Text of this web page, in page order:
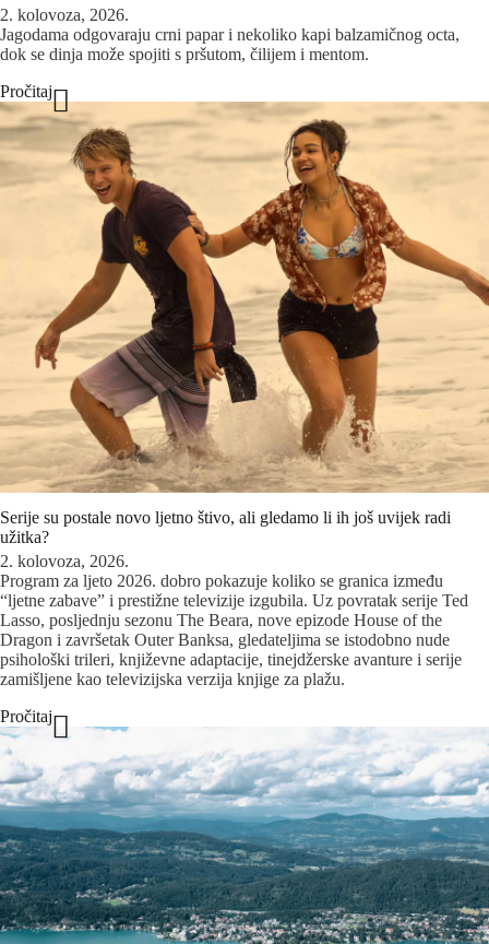
2. kolovoza, 2026.
Jagodama odgovaraju crni papar i nekoliko kapi balzamičnog octa,
dok se dinja može spojiti s pršutom, čilijem i mentom.
Pročitaj
Serije su postale novo ljetno štivo, ali gledamo li ih još uvijek radi
užitka?
2. kolovoza, 2026.
Program za ljeto 2026. dobro pokazuje koliko se granica između
“ljetne zabave” i prestižne televizije izgubila. Uz povratak serije Ted
Lasso, posljednju sezonu The Beara, nove epizode House of the
Dragon i završetak Outer Banksa, gledateljima se istodobno nude
psihološki trileri, književne adaptacije, tinejdžerske avanture i serije
zamišljene kao televizijska verzija knjige za plažu.
Pročitaj